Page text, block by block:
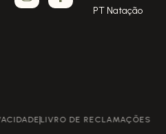
PT Natação
POLÍTICA DE PRIVACIDADELIVRO DE